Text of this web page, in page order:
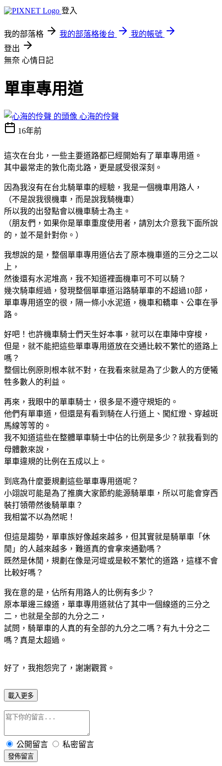
登入
我的部落格 我的部落格後台
我的帳號
登出
無奈 心情日記
單車專用道
心海的伶聲
16年前
這次在台北，一些主要道路都已經開始有了單車專用道。
其中最常走的敦化南北路，更是感受很深刻。
因為我沒有在台北騎單車的經驗，我是一個機車用路人，
（不是說我很機車，而是說我騎機車）
所以我的出發點會以機車騎士為主。
（朋友們，如果你是單車重度使用者，請別太介意我下面所說
的，並不是針對你。）
我想說的是，整個單車專用道佔去了原本機車道的三分之二以
上，
然後還有水泥堆高，我不知道裡面機車可不可以騎？
幾次騎車經過，發現整個單車道沿路騎單車的不超過10部，
單車專用道空的很，隔一條小水泥道，機車和轎車、公車在爭
路。
好吧！也許機車騎士們天生好本事，就可以在車陣中穿梭，
但是，就不能把這些單車專用道放在交通比較不繁忙的道路上
嗎？
整個比例原則根本就不對，在我看來就是為了少數人的方便犧
牲多數人的利益。
再來，我眼中的單車騎士，很多是不遵守規矩的。
他們有單車道，但還是有看到騎在人行道上、闖紅燈、穿越斑
馬線等等的。
我不知道這些在整體單車騎士中佔的比例是多少？就我看到的
母體數來說，
單車違規的比例在五成以上。
到底為什麼要規劃這些單車專用道呢？
小翊說可能是為了推廣大家節約能源騎單車，所以可能會穿西
裝打領帶然後騎單車？
我相當不以為然呢！
但這是趨勢，單車族好像越來越多，但其實就是騎單車「休
閒」的人越來越多，難道真的會拿來通勤嗎？
既然是休閒，規劃在像是河堤或是較不繁忙的道路，這樣不會
比較好嗎？
我在意的是，佔所有用路人的比例有多少？
原本單邊三線道，單車專用道就佔了其中一個線道的三分之
二，也就是全部的九分之二，
試問，騎單車的人真的有全部的九分之二嗎？有九十分之二
嗎？真是太超過。
好了，我抱怨完了，謝謝觀賞。
載入更多
公開留言 私密留言
發佈留言